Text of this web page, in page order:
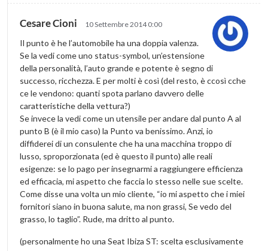
Cesare Cioni 10 Settembre 2014 0:00
Il punto è he l’automobile ha una doppia valenza.
Se la vedi come uno status-symbol, un’estensione
della personalità, l’auto grande e potente è segno di
successo, ricchezza. E per molti è così (del resto, è ccosì cche
ce le vendono: quanti spota parlano davvero delle
caratteristiche della vettura?)
Se invece la vedi come un utensile per andare dal punto A al
punto B (è il mio caso) la Punto va benissimo. Anzi, io
diffiderei di un consulente che ha una macchina troppo di
lusso, sproporzionata (ed è questo il punto) alle reali
esigenze: se lo pago per insegnarmi a raggiungere efficienza
ed efficacia, mi aspetto che faccia lo stesso nelle sue scelte.
Come disse una volta un mio cliente, “io mi aspetto che i miei
fornitori siano in buona salute, ma non grassi, Se vedo del
grasso, lo taglio”. Rude, ma dritto al punto.
(personalmente ho una Seat Ibiza ST: scelta esclusivamente